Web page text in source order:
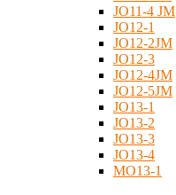
JO11-4 JM
JO12-1
JO12-2JM
JO12-3
JO12-4JM
JO12-5JM
JO13-1
JO13-2
JO13-3
JO13-4
MO13-1